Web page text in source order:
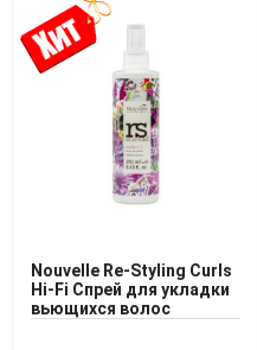
Nouvelle Re-Styling Curls
Hi-Fi Спрей для укладки
вьющихся волос